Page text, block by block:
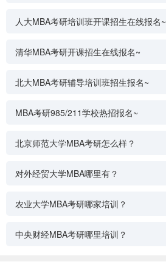
人大MBA考研培训班开课招生在线报名~
清华MBA考研开课招生在线报名~
北大MBA考研辅导培训班招生报名~
MBA考研985/211学校热招报名~
北京师范大学MBA考研怎么样？
对外经贸大学MBA哪里有？
农业大学MBA考研哪家培训？
中央财经MBA考研哪里培训？